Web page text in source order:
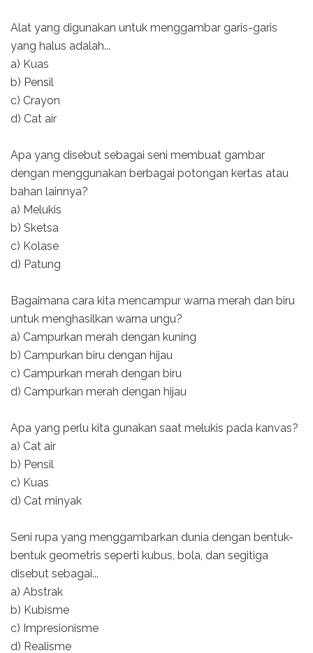
Alat yang digunakan untuk menggambar garis-garis
yang halus adalah...
a) Kuas
b) Pensil
c) Crayon
d) Cat air
Apa yang disebut sebagai seni membuat gambar
dengan menggunakan berbagai potongan kertas atau
bahan lainnya?
a) Melukis
b) Sketsa
c) Kolase
d) Patung
Bagaimana cara kita mencampur warna merah dan biru
untuk menghasilkan warna ungu?
a) Campurkan merah dengan kuning
b) Campurkan biru dengan hijau
c) Campurkan merah dengan biru
d) Campurkan merah dengan hijau
Apa yang perlu kita gunakan saat melukis pada kanvas?
a) Cat air
b) Pensil
c) Kuas
d) Cat minyak
Seni rupa yang menggambarkan dunia dengan bentuk-
bentuk geometris seperti kubus, bola, dan segitiga
disebut sebagai...
a) Abstrak
b) Kubisme
c) Impresionisme
d) Realisme